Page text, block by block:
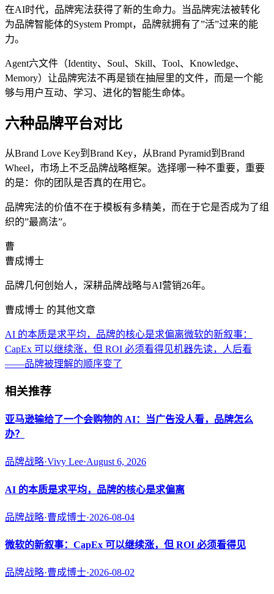
在AI时代，品牌宪法获得了新的生命力。当品牌宪法被转化
为品牌智能体的System Prompt，品牌就拥有了”活”过来的能
力。
Agent六文件（Identity、Soul、Skill、Tool、Knowledge、
Memory）让品牌宪法不再是锁在抽屉里的文件，而是一个能
够与用户互动、学习、进化的智能生命体。
六种品牌平台对比
从Brand Love Key到Brand Key，从Brand Pyramid到Brand
Wheel，市场上不乏品牌战略框架。选择哪一种不重要，重要
的是：你的团队是否真的在用它。
品牌宪法的价值不在于模板有多精美，而在于它是否成为了组
织的”最高法”。
曹
曹成博士
品牌几何创始人，深耕品牌战略与AI营销26年。
曹成博士 的其他文章
AI 的本质是求平均，品牌的核心是求偏离微软的新叙事：
CapEx 可以继续涨，但 ROI 必须看得见机器先读，人后看
——品牌被理解的顺序变了
相关推荐
亚马逊输给了一个会购物的 AI：当广告没人看，品牌怎么
办？
品牌战略·Vivy Lee·August 6, 2026
AI 的本质是求平均，品牌的核心是求偏离
品牌战略·曹成博士·2026-08-04
微软的新叙事：CapEx 可以继续涨，但 ROI 必须看得见
品牌战略·曹成博士·2026-08-02